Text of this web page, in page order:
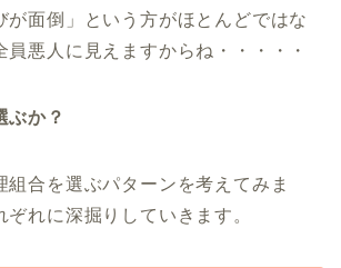
が面倒」という方がほとんどではな
員悪人に見えますからね・・・・・
ぶか？
組合を選ぶパターンを考えてみま
れに深掘りしていきます。